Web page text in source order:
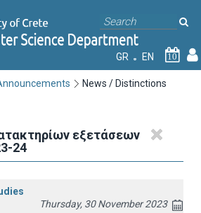
GR EN 10
News / Distinctions
εξετάσεων
24
Thursday, 30 November 2023